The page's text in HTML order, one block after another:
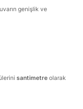
genişlik ve
santimetre olarak